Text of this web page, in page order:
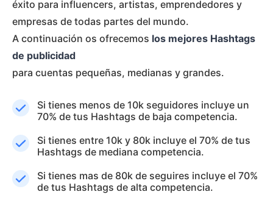
éxito para influencers, artistas, emprendedores y
empresas de todas partes del mundo.
A continuación os ofrecemos los mejores Hashtags
de publicidad
para cuentas pequeñas, medianas y grandes.
Si tienes menos de 10k seguidores incluye un
70% de tus Hashtags de baja competencia.
Si tienes entre 10k y 80k incluye el 70% de tus
Hashtags de mediana competencia.
Si tienes mas de 80k de seguires incluye el 70%
de tus Hashtags de alta competencia.